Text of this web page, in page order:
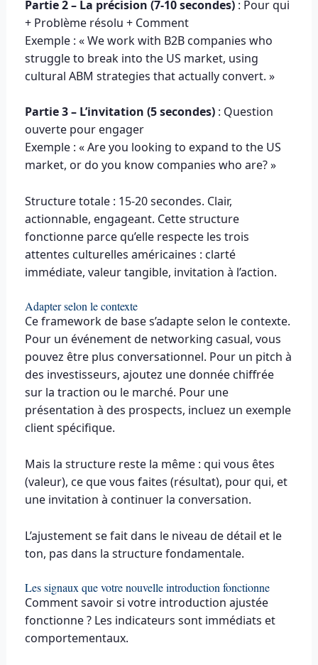
Partie 2 – La précision (7-10 secondes): Pour qui
+ Problème résolu + Comment
Exemple : « We work with B2B companies who
struggle to break into the US market, using
cultural ABM strategies that actually convert. »
Partie 3 – L’invitation (5 secondes): Question
ouverte pour engager
Exemple : « Are you looking to expand to the US
market, or do you know companies who are? »
Structure totale : 15-20 secondes. Clair,
actionnable, engageant. Cette structure
fonctionne parce qu’elle respecte les trois
attentes culturelles américaines : clarté
immédiate, valeur tangible, invitation à l’action.
Adapter selon le contexte
Ce framework de base s’adapte selon le contexte.
Pour un événement de networking casual, vous
pouvez être plus conversationnel. Pour un pitch à
des investisseurs, ajoutez une donnée chiffrée
sur la traction ou le marché. Pour une
présentation à des prospects, incluez un exemple
client spécifique.
Mais la structure reste la même : qui vous êtes
(valeur), ce que vous faites (résultat), pour qui, et
une invitation à continuer la conversation.
L’ajustement se fait dans le niveau de détail et le
ton, pas dans la structure fondamentale.
Les signaux que votre nouvelle introduction fonctionne
Comment savoir si votre introduction ajustée
fonctionne ? Les indicateurs sont immédiats et
comportementaux.